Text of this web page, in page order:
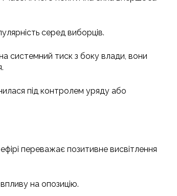
серед виборців.
системний тиск з боку влади, вони
під контролем уряду або
переважає позитивне висвітлення
на опозицію.